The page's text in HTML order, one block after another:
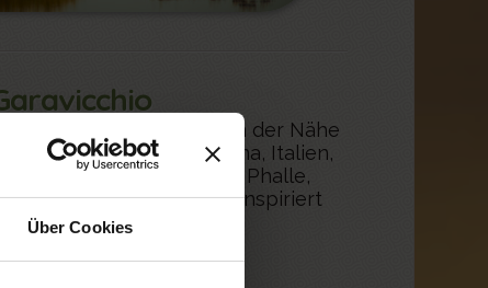
Über Cookies
künstlerischer Park, in der Nähe
(GR) in der Toskana, Italien,
Künstlerin Niki de Saint Phalle,
Arkana der Tarots inspiriert